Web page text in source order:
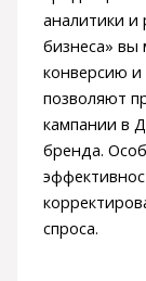
аналитики
бизнеса» вы
конверсию и
позволяют
кампании в
бренда.
спроса.